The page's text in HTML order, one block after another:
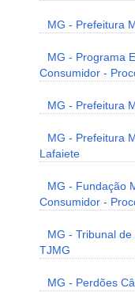
MG - Prefeitura
MG - Programa
Consumidor -
MG - Prefeitura
MG - Prefeitura
Lafaiete
MG - Fundação
Consumidor -
MG - Tribunal
TJMG
MG - Perdões